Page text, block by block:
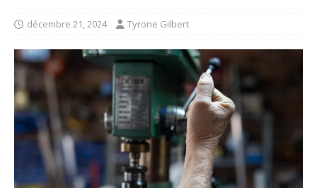
décembre 21, 2024 Tyrone Gilbert